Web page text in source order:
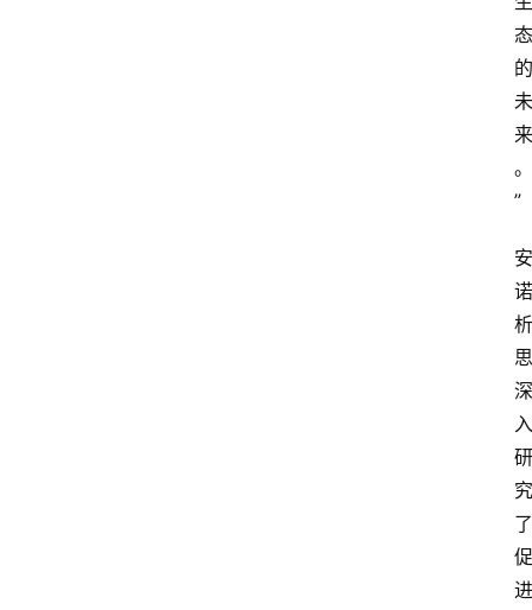
态
的
未
来
。
”
安
诺
析
思
深
入
研
究
了
促
进